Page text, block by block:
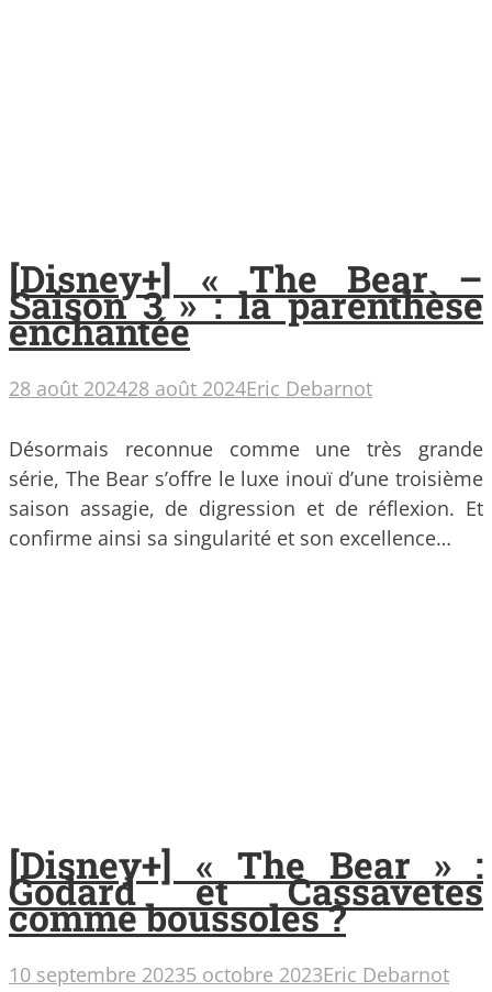
[Disney+] « The Bear –
Saison 3 » : la parenthèse
enchantée
28 août 202428 août 2024Eric Debarnot
Désormais reconnue comme une très grande
série, The Bear s’offre le luxe inouï d’une troisième
saison assagie, de digression et de réflexion. Et
confirme ainsi sa singularité et son excellence…
[Disney+] « The Bear » :
Godard et Cassavetes
comme boussoles ?
10 septembre 20235 octobre 2023Eric Debarnot